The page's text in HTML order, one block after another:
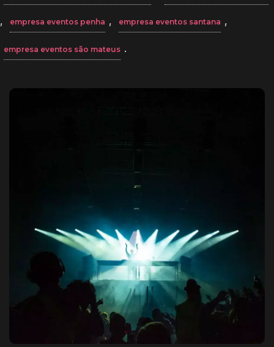
, empresa eventos penha , empresa eventos santana ,
empresa eventos são mateus .